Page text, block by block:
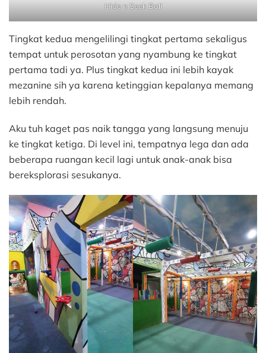
Hide n Seek Bali
Tingkat kedua mengelilingi tingkat pertama sekaligus
tempat untuk perosotan yang nyambung ke tingkat
pertama tadi ya. Plus tingkat kedua ini lebih kayak
mezanine sih ya karena ketinggian kepalanya memang
lebih rendah.
Aku tuh kaget pas naik tangga yang langsung menuju
ke tingkat ketiga. Di level ini, tempatnya lega dan ada
beberapa ruangan kecil lagi untuk anak-anak bisa
bereksplorasi sesukanya.